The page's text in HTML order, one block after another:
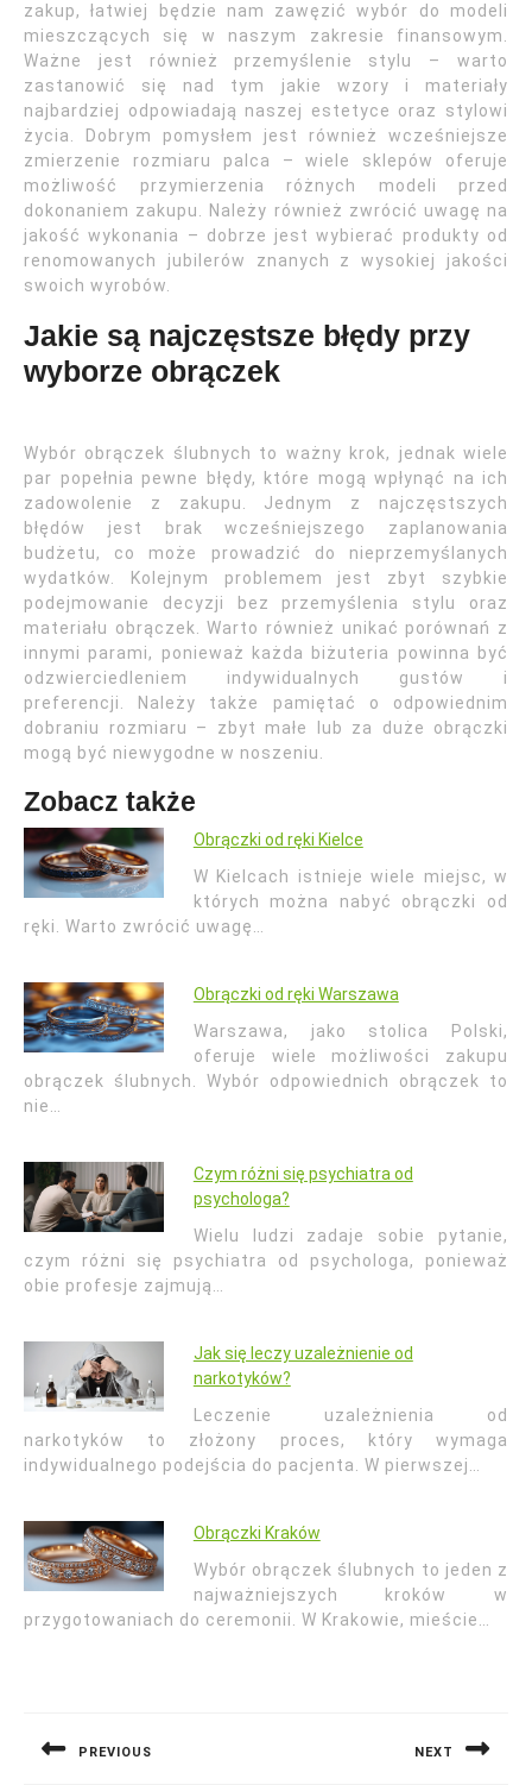
zakup, łatwiej będzie nam zawęzić wybór do modeli
mieszczących się w naszym zakresie finansowym.
Ważne jest również przemyślenie stylu – warto
zastanowić się nad tym jakie wzory i materiały
najbardziej odpowiadają naszej estetyce oraz stylowi
życia. Dobrym pomysłem jest również wcześniejsze
zmierzenie rozmiaru palca – wiele sklepów oferuje
możliwość przymierzenia różnych modeli przed
dokonaniem zakupu. Należy również zwrócić uwagę na
jakość wykonania – dobrze jest wybierać produkty od
renomowanych jubilerów znanych z wysokiej jakości
swoich wyrobów.
Jakie są najczęstsze błędy przy
wyborze obrączek
Wybór obrączek ślubnych to ważny krok, jednak wiele
par popełnia pewne błędy, które mogą wpłynąć na ich
zadowolenie z zakupu. Jednym z najczęstszych
błędów jest brak wcześniejszego zaplanowania
budżetu, co może prowadzić do nieprzemyślanych
wydatków. Kolejnym problemem jest zbyt szybkie
podejmowanie decyzji bez przemyślenia stylu oraz
materiału obrączek. Warto również unikać porównań z
innymi parami, ponieważ każda biżuteria powinna być
odzwierciedleniem indywidualnych gustów i
preferencji. Należy także pamiętać o odpowiednim
dobraniu rozmiaru – zbyt małe lub za duże obrączki
mogą być niewygodne w noszeniu.
Zobacz także
Obrączki od ręki Kielce
W Kielcach istnieje wiele miejsc, w
których można nabyć obrączki od
ręki. Warto zwrócić uwagę…
Obrączki od ręki Warszawa
Warszawa, jako stolica Polski,
oferuje wiele możliwości zakupu
obrączek ślubnych. Wybór odpowiednich obrączek to
nie…
Czym różni się psychiatra od
psychologa?
Wielu ludzi zadaje sobie pytanie,
czym różni się psychiatra od psychologa, ponieważ
obie profesje zajmują…
Jak się leczy uzależnienie od
narkotyków?
Leczenie uzależnienia od
narkotyków to złożony proces, który wymaga
indywidualnego podejścia do pacjenta. W pierwszej…
Obrączki Kraków
Wybór obrączek ślubnych to jeden z
najważniejszych kroków w
przygotowaniach do ceremonii. W Krakowie, mieście…
PREVIOUS NEXT